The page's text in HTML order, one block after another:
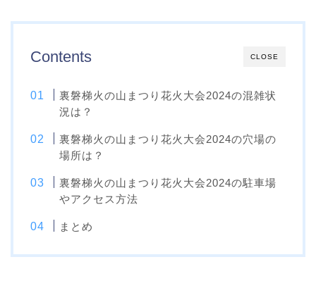
CLOSE
Contents
裏磐梯火の山まつり花火大会2024の混雑状
況は？
裏磐梯火の山まつり花火大会2024の穴場の
場所は？
裏磐梯火の山まつり花火大会2024の駐車場
やアクセス方法
まとめ